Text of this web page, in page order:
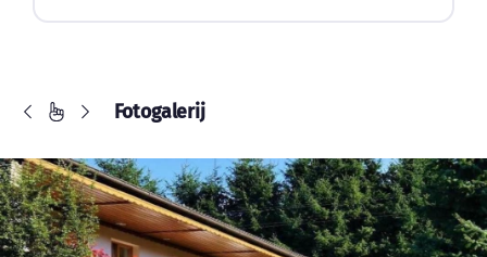
Fotogalerij